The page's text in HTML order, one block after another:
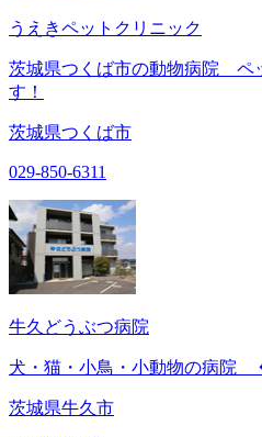
うえきペットクリニック
茨城県つくば市の動物病院 ペ
す！
茨城県つくば市
029-850-6311
牛久どうぶつ病院
犬・猫・小鳥・小動物の病院
茨城県牛久市